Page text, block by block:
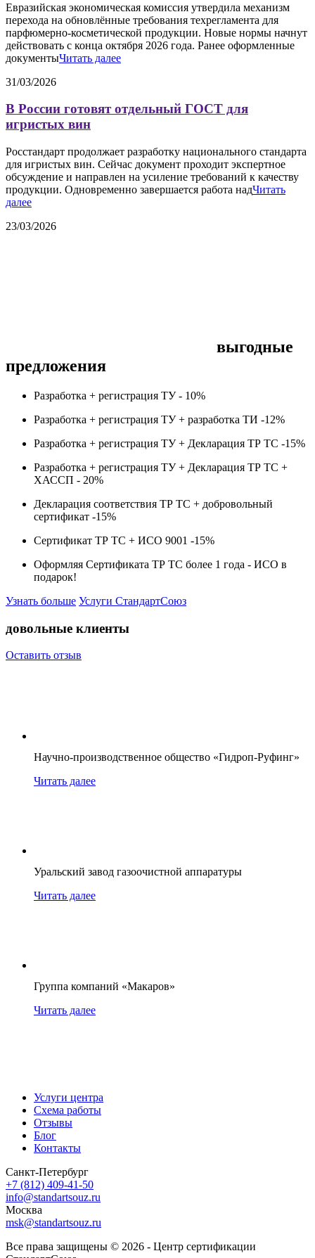
Евразийская экономическая комиссия утвердила механизм
перехода на обновлённые требования техрегламента для
парфюмерно-косметической продукции. Новые нормы начнут
действовать с конца октября 2026 года. Ранее оформленные
документыЧитать далее
31/03/2026
В России готовят отдельный ГОСТ для
игристых вин
Росстандарт продолжает разработку национального стандарта
для игристых вин. Сейчас документ проходит экспертное
обсуждение и направлен на усиление требований к качеству
продукции. Одновременно завершается работа надЧитать
далее
23/03/2026
выгодные
предложения
Разработка + регистрация ТУ - 10%
Разработка + регистрация ТУ + разработка ТИ -12%
Разработка + регистрация ТУ + Декларация ТР ТС -15%
Разработка + регистрация ТУ + Декларация ТР ТС +
ХАССП - 20%
Декларация соответствия ТР ТС + добровольный
сертификат -15%
Сертификат ТР ТС + ИСО 9001 -15%
Оформляя Сертификата ТР ТС более 1 года - ИСО в
подарок!
Узнать больше Услуги СтандартСоюз
довольные клиенты
Оставить отзыв
Научно-производственное общество «Гидроп-Руфинг»
Читать далее
Уральский завод газоочистной аппаратуры
Читать далее
Группа компаний «Макаров»
Читать далее
Услуги центра
Схема работы
Отзывы
Блог
Контакты
Санкт-Петербург
+7 (812) 409-41-50
info@standartsouz.ru
Москва
msk@standartsouz.ru
Все права защищены © 2026 - Центр сертификации